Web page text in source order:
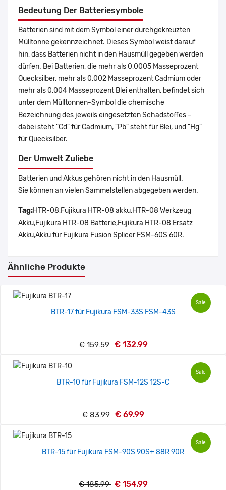
Bedeutung Der Batteriesymbole
Batterien sind mit dem Symbol einer durchgekreuzten
Mülltonne gekennzeichnet. Dieses Symbol weist darauf
hin, dass Batterien nicht in den Hausmüll gegeben werden
dürfen. Bei Batterien, die mehr als 0,0005 Masseprozent
Quecksilber, mehr als 0,002 Masseprozent Cadmium oder
mehr als 0,004 Masseprozent Blei enthalten, befindet sich
unter dem Mülltonnen-Symbol die chemische
Bezeichnung des jeweils eingesetzten Schadstoffes –
dabei steht "Cd" für Cadmium, "Pb" steht für Blei, und "Hg"
für Quecksilber.
Der Umwelt Zuliebe
Batterien und Akkus gehören nicht in den Hausmüll.
Sie können an vielen Sammelstellen abgegeben werden.
Tag:HTR-08,Fujikura HTR-08 akku,HTR-08 Werkzeug
Akku,Fujikura HTR-08 Batterie,Fujikura HTR-08 Ersatz
Akku,Akku für Fujikura Fusion Splicer FSM-60S 60R.
Ähnliche Produkte
Sale
BTR-17 für Fujikura FSM-33S FSM-43S
€ 159.59 € 132.99
Sale
BTR-10 für Fujikura FSM-12S 12S-C
€ 83.99 € 69.99
Sale
BTR-15 für Fujikura FSM-90S 90S+ 88R 90R
€ 185.99 € 154.99